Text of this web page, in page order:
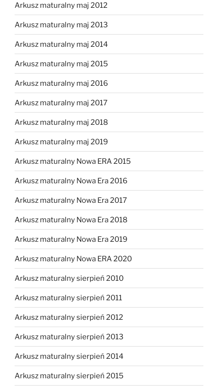
Arkusz maturalny maj 2012
Arkusz maturalny maj 2013
Arkusz maturalny maj 2014
Arkusz maturalny maj 2015
Arkusz maturalny maj 2016
Arkusz maturalny maj 2017
Arkusz maturalny maj 2018
Arkusz maturalny maj 2019
Arkusz maturalny Nowa ERA 2015
Arkusz maturalny Nowa Era 2016
Arkusz maturalny Nowa Era 2017
Arkusz maturalny Nowa Era 2018
Arkusz maturalny Nowa Era 2019
Arkusz maturalny Nowa ERA 2020
Arkusz maturalny sierpień 2010
Arkusz maturalny sierpień 2011
Arkusz maturalny sierpień 2012
Arkusz maturalny sierpień 2013
Arkusz maturalny sierpień 2014
Arkusz maturalny sierpień 2015